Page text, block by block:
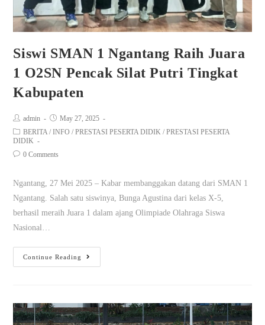
Siswi SMAN 1 Ngantang Raih Juara
1 O2SN Pencak Silat Putri Tingkat
Kabupaten
admin
May 27, 2025
BERITA / INFO / PRESTASI PESERTA DIDIK / PRESTASI PESERTA
DIDIK
0 Comments
Ngantang, 27 Mei 2025 – Kabar membanggakan datang dari SMAN 1
Ngantang. Salah satu siswinya, Bunga Agustina dari kelas X-5,
berhasil meraih Juara 1 dalam ajang Olimpiade Olahraga Siswa
Nasional…
Continue Reading